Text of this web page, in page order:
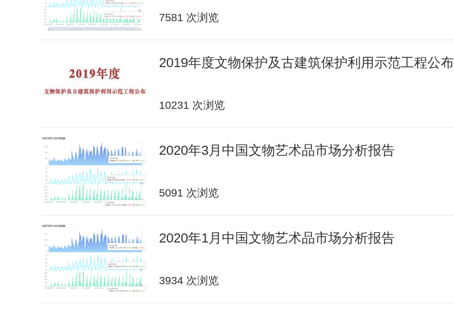
7581 次浏览
2019年度文物保护及古建筑保护利用示范工程公布
10231 次浏览
2020年3月中国文物艺术品市场分析报告
5091 次浏览
2020年1月中国文物艺术品市场分析报告
3934 次浏览